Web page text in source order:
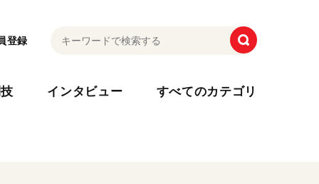
登録
インタビュー すべてのカテゴリ